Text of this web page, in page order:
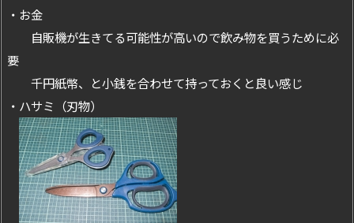
・お金
自販機が生きてる可能性が高いので飲み物を買うために必
要
千円紙幣、と小銭を合わせて持っておくと良い感じ
・ハサミ（刃物）